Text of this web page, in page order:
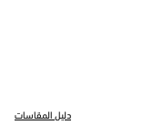
دليل المقاسات